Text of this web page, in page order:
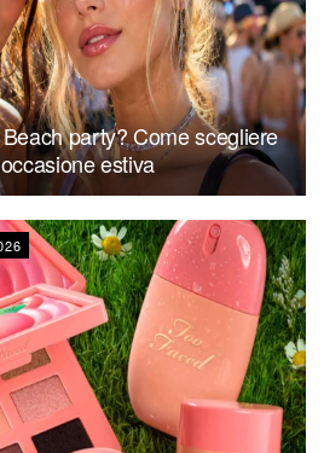
party? Come scegliere
estiva